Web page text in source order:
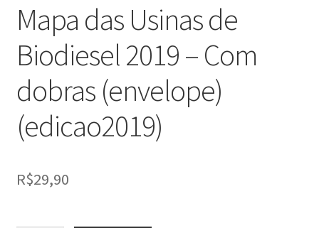
Mapa das Usinas de
Biodiesel 2019 – Com
dobras (envelope)
(edicao2019)
R$29,90